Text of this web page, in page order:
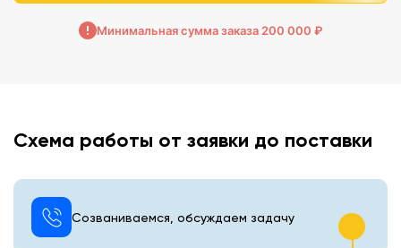
Минимальная сумма заказа 200 000 ₽
Схема работы от заявки до поставки
Созваниваемся, обсуждаем задачу